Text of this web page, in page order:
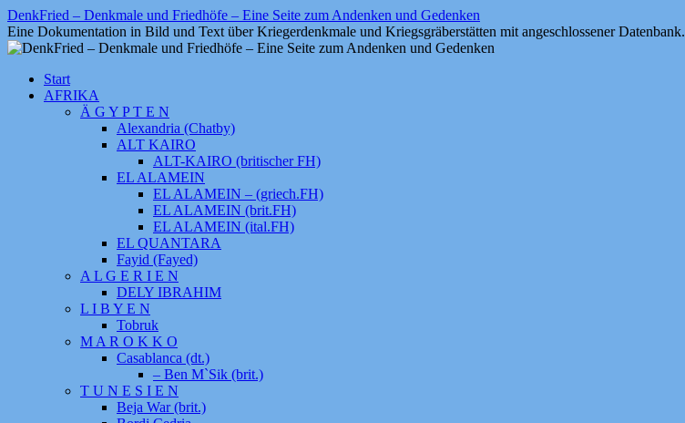
Zum
Inhalt
springen
DenkFried – Denkmale und Friedhöfe – Eine Seite zum Andenken und Gedenken
Eine Dokumentation in Bild und Text über Kriegerdenkmale und Kriegsgräberstätten mit angeschlossener Datenbank.
Start
AFRIKA
Ä G Y P T E N
Alexandria (Chatby)
ALT KAIRO
ALT-KAIRO (britischer FH)
EL ALAMEIN
EL ALAMEIN – (griech.FH)
EL ALAMEIN (brit.FH)
EL ALAMEIN (ital.FH)
EL QUANTARA
Fayid (Fayed)
A L G E R I E N
DELY IBRAHIM
L I B Y E N
Tobruk
M A R O K K O
Casablanca (dt.)
– Ben M`Sik (brit.)
T U N E S I E N
Beja War (brit.)